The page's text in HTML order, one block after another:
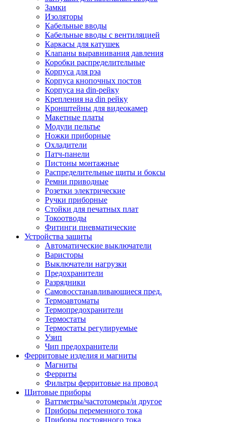
Замки
Изоляторы
Кабельные вводы
Кабельные вводы с вентиляцией
Каркасы для катушек
Клапаны выравнивания давления
Коробки распределительные
Корпуса для рэа
Корпуса кнопочных постов
Корпуса на din-рейку
Крепления на din рейку
Кронштейны для видеокамер
Макетные платы
Модули пельтье
Ножки приборные
Охладители
Патч-панели
Пистоны монтажные
Распределительные щиты и боксы
Ремни приводные
Розетки электрические
Ручки приборные
Стойки для печатных плат
Токоотводы
Фитинги пневматические
Устройства защиты
Автоматические выключатели
Варисторы
Выключатели нагрузки
Предохранители
Разрядники
Самовосстанавливающиеся пред.
Термоавтоматы
Термопредохранители
Термостаты
Термостаты регулируемые
Узип
Чип предохранители
Ферритовые изделия и магниты
Магниты
Ферриты
Фильтры ферритовые на провод
Щитовые приборы
Ваттметры/частотомеры/и другое
Приборы переменного тока
Приборы постоянного тока